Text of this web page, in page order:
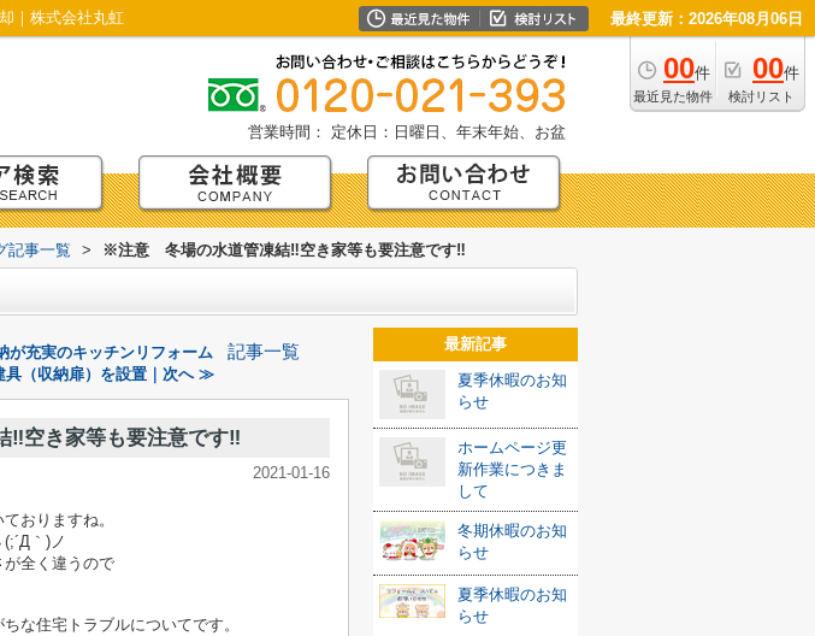
｜株式会社丸虹 最終更新：2026年08月06日
00件
最近見た物件
00件
検討リスト
営業時間： 定休日：日曜日、年末年始、お盆
記事一覧 > ※注意 冬場の水道管凍結‼空き家等も要注意です‼
充実のキッチンリフォーム 記事一覧
具（収納扉）を設置｜次へ ≫
空き家等も要注意です‼
2021-01-16
おりますね。
｀)ノ
全く違うので
な住宅トラブルについてです。
最新記事
夏季休暇のお知
らせ
ホームページ更
新作業につきま
して
冬期休暇のお知
らせ
夏季休暇のお知
らせ